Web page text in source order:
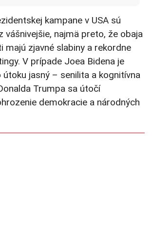
kampane v USA sú
vášnivejšie, najmä preto, že obaja
majú zjavné slabiny a rekordne
V prípade Joea Bidena je
útoku jasný – senilita a kognitívna
Trumpa sa útočí
demokracie a národných